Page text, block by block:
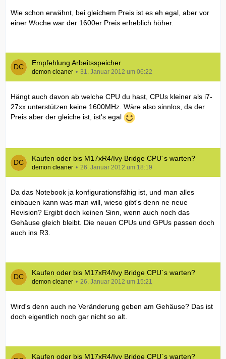
Wie schon erwähnt, bei gleichem Preis ist es eh egal, aber vor
einer Woche war der 1600er Preis erheblich höher.
Empfehlung Arbeitsspeicher
demon cleaner 31. Januar 2012 um 06:22
Hängt auch davon ab welche CPU du hast, CPUs kleiner als i7-
27xx unterstützen keine 1600MHz. Wäre also sinnlos, da der
Preis aber der gleiche ist, ist's egal
Kaufen oder bis M17xR4/Ivy Bridge CPU´s warten?
demon cleaner 26. Januar 2012 um 18:19
Da das Notebook ja konfigurationsfähig ist, und man alles
einbauen kann was man will, wieso gibt's denn ne neue
Revision? Ergibt doch keinen Sinn, wenn auch noch das
Gehäuse gleich bleibt. Die neuen CPUs und GPUs passen doch
auch ins R3.
Kaufen oder bis M17xR4/Ivy Bridge CPU´s warten?
demon cleaner 26. Januar 2012 um 15:21
Wird's denn auch ne Veränderung geben am Gehäuse? Das ist
doch eigentlich noch gar nicht so alt.
Kaufen oder bis M17xR4/Ivy Bridge CPU´s warten?